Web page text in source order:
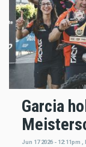
Garcia
Jun 17 2026 - 12:11pm